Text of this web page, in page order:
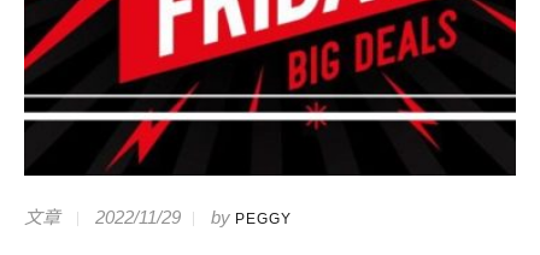
文章 2022/11/29 by PEGGY